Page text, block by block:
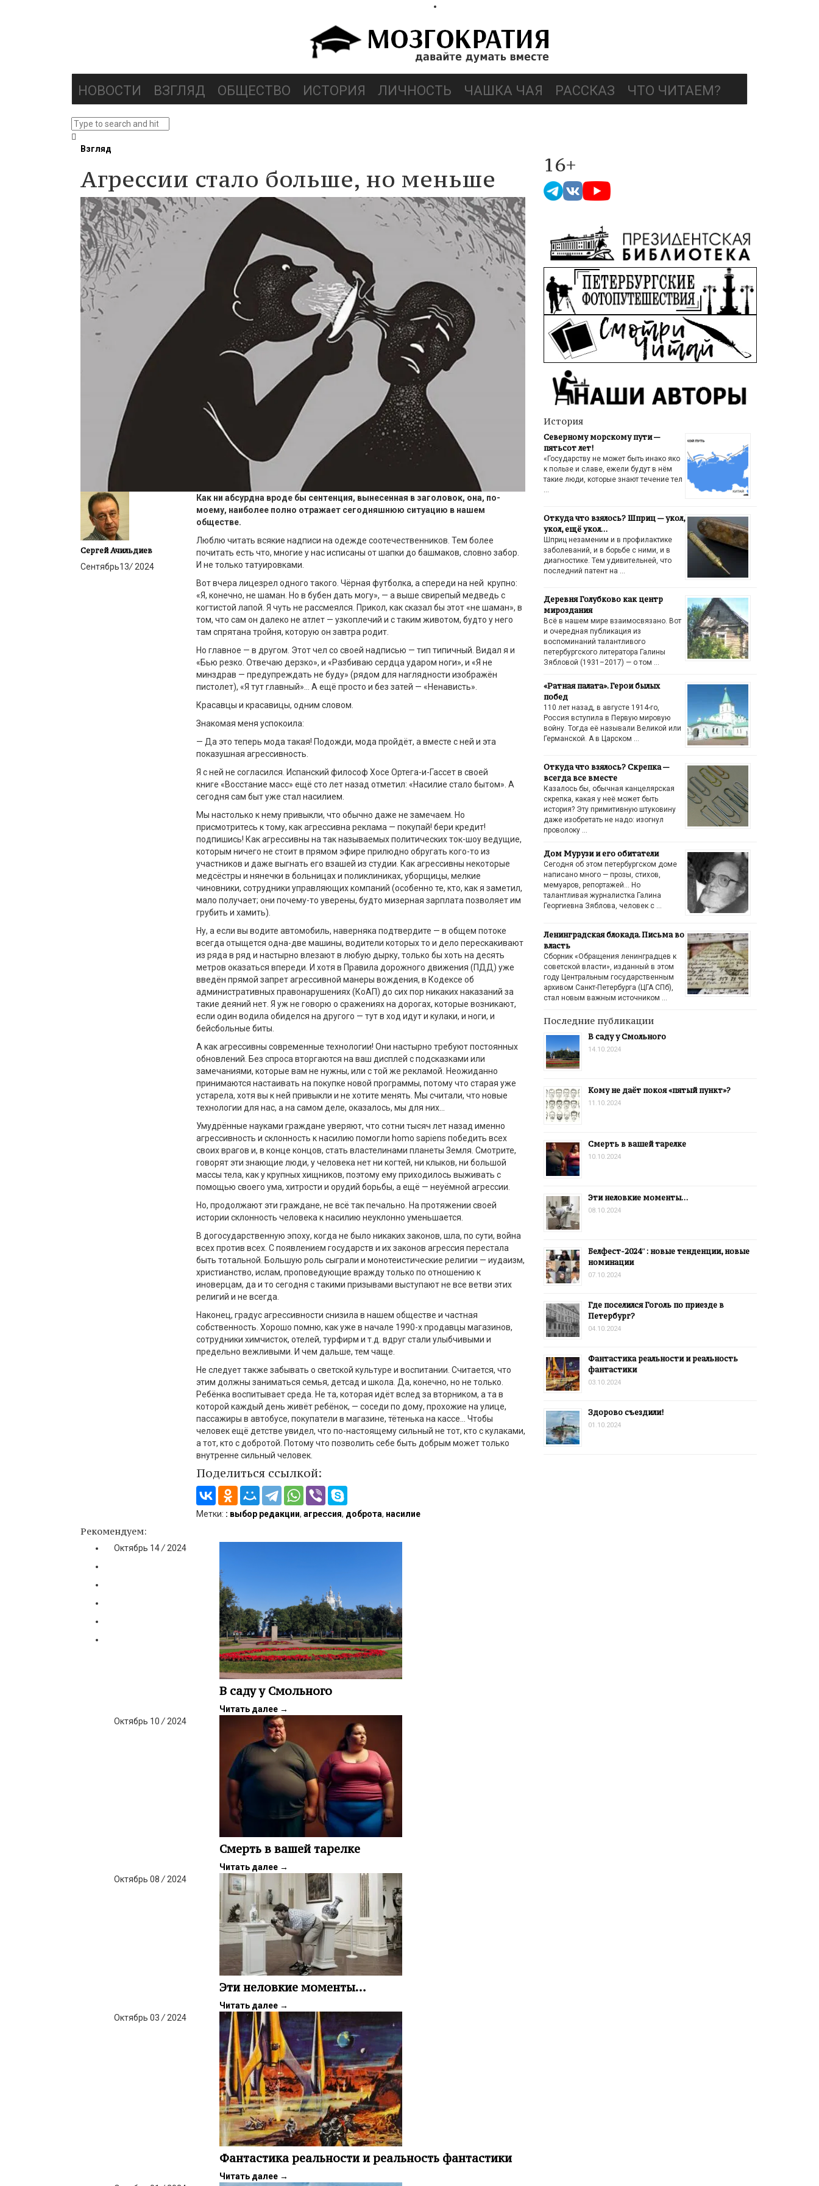
НОВОСТИ ВЗГЛЯД ОБЩЕСТВО ИСТОРИЯ ЛИЧНОСТЬ ЧАШКА ЧАЯ РАССКАЗ ЧТО ЧИТАЕМ?
Взгляд
Агрессии стало больше, но меньше
Сергей Ачильдиев
Сентябрь13/ 2024
Как ни абсурдна вроде бы сентенция, вынесенная в заголовок, она, по-
моему, наиболее полно отражает сегодняшнюю ситуацию в нашем
обществе.
Люблю читать всякие надписи на одежде соотечественников. Тем более
почитать есть что, многие у нас исписаны от шапки до башмаков, словно забор.
И не только татуировками.
Вот вчера лицезрел одного такого. Чёрная футболка, а спереди на ней крупно:
«Я, конечно, не шаман. Но в бубен дать могу», — а выше свирепый медведь с
когтистой лапой. Я чуть не рассмеялся. Прикол, как сказал бы этот «не шаман», в
том, что сам он далеко не атлет — узкоплечий и с таким животом, будто у него
там спрятана тройня, которую он завтра родит.
Но главное — в другом. Этот чел со своей надписью — тип типичный. Видал я и
«Бью резко. Отвечаю дерзко», и «Разбиваю сердца ударом ноги», и «Я не
минздрав — предупреждать не буду» (рядом для наглядности изображён
пистолет), «Я тут главный»… А ещё просто и без затей — «Ненависть».
Красавцы и красавицы, одним словом.
Знакомая меня успокоила:
— Да это теперь мода такая! Подожди, мода пройдёт, а вместе с ней и эта
показушная агрессивность.
Я с ней не согласился. Испанский философ Хосе Ортега-и-Гассет в своей
книге «Восстание масс» ещё сто лет назад отметил: «Насилие стало бытом». А
сегодня сам быт уже стал насилием.
Мы настолько к нему привыкли, что обычно даже не замечаем. Но
присмотритесь к тому, как агрессивна реклама — покупай! бери кредит!
подпишись! Как агрессивны на так называемых политических ток-шоу ведущие,
которым ничего не стоит в прямом эфире прилюдно обругать кого-то из
участников и даже выгнать его взашей из студии. Как агрессивны некоторые
медсёстры и нянечки в больницах и поликлиниках, уборщицы, мелкие
чиновники, сотрудники управляющих компаний (особенно те, кто, как я заметил,
мало получает; они почему-то уверены, будто мизерная зарплата позволяет им
грубить и хамить).
Ну, а если вы водите автомобиль, наверняка подтвердите — в общем потоке
всегда отыщется одна-две машины, водители которых то и дело перескакивают
из ряда в ряд и настырно влезают в любую дырку, только бы хоть на десять
метров оказаться впереди. И хотя в Правила дорожного движения (ПДД) уже
введён прямой запрет агрессивной манеры вождения, в Кодексе об
административных правонарушениях (КоАП) до сих пор никаких наказаний за
такие деяний нет. Я уж не говорю о сражениях на дорогах, которые возникают,
если один водила обиделся на другого — тут в ход идут и кулаки, и ноги, и
бейсбольные биты.
А как агрессивны современные технологии! Они настырно требуют постоянных
обновлений. Без спроса вторгаются на ваш дисплей с подсказками или
замечаниями, которые вам не нужны, или с той же рекламой. Неожиданно
принимаются настаивать на покупке новой программы, потому что старая уже
устарела, хотя вы к ней привыкли и не хотите менять. Мы считали, что новые
технологии для нас, а на самом деле, оказалось, мы для них…
Умудрённые науками граждане уверяют, что сотни тысяч лет назад именно
агрессивность и склонность к насилию помогли homo sapiens победить всех
своих врагов и, в конце концов, стать властелинами планеты Земля. Смотрите,
говорят эти знающие люди, у человека нет ни когтей, ни клыков, ни большой
массы тела, как у крупных хищников, поэтому ему приходилось выживать с
помощью своего ума, хитрости и орудий борьбы, а ещё — неуёмной агрессии.
Но, продолжают эти граждане, не всё так печально. На протяжении своей
истории склонность человека к насилию неуклонно уменьшается.
В догосударственную эпоху, когда не было никаких законов, шла, по сути, война
всех против всех. С появлением государств и их законов агрессия перестала
быть тотальной. Большую роль сыграли и монотеистические религии — иудаизм,
христианство, ислам, проповедующие вражду только по отношению к
иноверцам, да и то сегодня с такими призывами выступают не все ветви этих
религий и не всегда.
Наконец, градус агрессивности снизила в нашем обществе и частная
собственность. Хорошо помню, как уже в начале 1990-х продавцы магазинов,
сотрудники химчисток, отелей, турфирм и т.д. вдруг стали улыбчивыми и
предельно вежливыми. И чем дальше, тем чаще.
Не следует также забывать о светской культуре и воспитании. Считается, что
этим должны заниматься семья, детсад и школа. Да, конечно, но не только.
Ребёнка воспитывает среда. Не та, которая идёт вслед за вторником, а та в
которой каждый день живёт ребёнок, — соседи по дому, прохожие на улице,
пассажиры в автобусе, покупатели в магазине, тётенька на кассе… Чтобы
человек ещё детстве увидел, что по-настоящему сильный не тот, кто с кулаками,
а тот, кто с добротой. Потому что позволить себе быть добрым может только
внутренне сильный человек.
Поделиться ссылкой:
Метки: : выбор редакции, агрессия, доброта, насилие
Рекомендуем:
Октябрь 14/ 2024
В саду у Смольного
Читать далее →
Октябрь 10 / 2024
Смерть в вашей тарелке
Читать далее →
Октябрь 08 / 2024
Эти неловкие моменты…
Читать далее →
Октябрь 03 / 2024
Фантастика реальности и реальность фантастики
Читать далее →
16+
История
Северному морскому пути —
пятьсот лет!
«Государству не может быть инако яко
к пользе и славе, ежели будут в нём
такие люди, которые знают течение тел
Откуда что взялось? Шприц — укол,
укол, ещё укол…
Шприц незаменим и в профилактике
заболеваний, и в борьбе с ними, и в
диагностике. Тем удивительней, что
последний патент на …
Деревня Голубково как центр
мироздания
Всё в нашем мире взаимосвязано. Вот
и очередная публикация из
воспоминаний талантливого
петербургского литератора Галины
Зябловой (1931–2017) — о том …
«Ратная палата». Герои былых
побед
110 лет назад, в августе 1914-го,
Россия вступила в Первую мировую
войну. Тогда её называли Великой или
Германской. А в Царском …
Откуда что взялось? Скрепка —
всегда все вместе
Казалось бы, обычная канцелярская
скрепка, какая у неё может быть
история? Эту примитивную штуковину
даже изобретать не надо: изогнул
проволоку …
Дом Мурузи и его обитатели
Сегодня об этом петербургском доме
написано много — прозы, стихов,
мемуаров, репортажей… Но
талантливая журналистка Галина
Георгиевна Зяблова, человек с …
Ленинградская блокада. Письма во
власть
Сборник «Обращения ленинградцев к
советской власти», изданный в этом
году Центральным государственным
архивом Санкт-Петербурга (ЦГА СПб),
стал новым важным источником …
Последние публикации
В саду у Смольного
14.10.2024
Кому не даёт покоя «пятый пункт»?
11.10.2024
Смерть в вашей тарелке
10.10.2024
Эти неловкие моменты…
08.10.2024
Белфест-2024″: новые тенденции, новые
номинации
07.10.2024
Где поселился Гоголь по приезде в
Петербург?
04.10.2024
Фантастика реальности и реальность
фантастики
03.10.2024
Здорово съездили!
01.10.2024